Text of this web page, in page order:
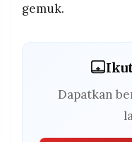
gemuk.
Dapatkan